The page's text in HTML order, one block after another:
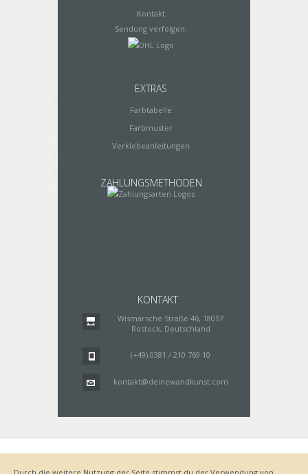
Kontakt
Sendung verfolgen:
EXTRAS
Farbtabelle
Farbmuster
Verklebeanleitungen
ZAHLUNGSMETHODEN
KONTAKT
Wismarsche Straße 46, 18057
Rostock, Deutschland
(+49) 0381 / 210 769 10
kontakt@deinewandkunst.com
Datenschutz
Lieferung